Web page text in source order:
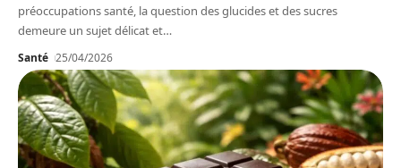
préoccupations santé, la question des glucides et des sucres
demeure un sujet délicat et…
Santé 25/04/2026